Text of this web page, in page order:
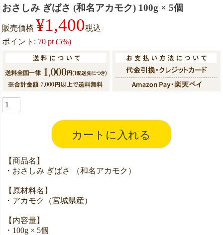
おさしみ ぎばさ (和名アカモク) 100g × 5個
販売価格 ¥1,400税込
ポイント: 70 pt (5%)
カートに入れる
【商品名】
・おさしみ ぎばさ （和名アカモク）
【原材料名】
・アカモク（宮城県産）
【内容量】
・100g × 5個